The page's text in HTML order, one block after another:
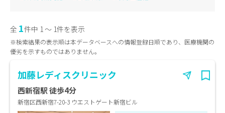
全 1件中 1 〜 1件を表示
※検索結果の表示順は本データベースへの情報登録日順であり、医療機関の
優劣を示すものではありません。
加藤レディスクリニック
西新宿駅 徒歩4分
新宿区西新宿7-20-3 ウエストゲート新宿ビル